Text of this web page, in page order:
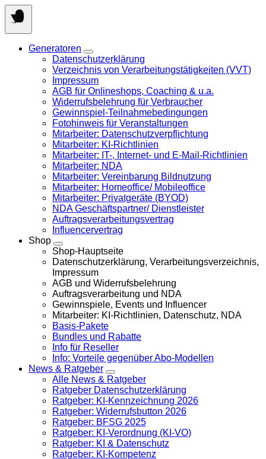
Springen
Sie
zum
Generatoren
Datenschutzerklärung
Verzeichnis von Verarbeitungstätigkeiten (VVT)
Impressum
AGB für Onlineshops, Coaching & u.a.
Widerrufsbelehrung für Verbraucher
Gewinnspiel-Teilnahmebedingungen
Fotohinweis für Veranstaltungen
Mitarbeiter: Datenschutzverpflichtung
Mitarbeiter: KI-Richtlinien
Mitarbeiter: IT-, Internet- und E-Mail-Richtlinien
Mitarbeiter: NDA
Mitarbeiter: Vereinbarung Bildnutzung
Mitarbeiter: Homeoffice/ Mobileoffice
Mitarbeiter: Privatgeräte (BYOD)
NDA Geschäftspartner/ Dienstleister
Auftragsverarbeitungsvertrag
Influencervertrag
Shop
Shop-Hauptseite
Datenschutzerklärung, Verarbeitungsverzeichnis,
Impressum
AGB und Widerrufsbelehrung
Auftragsverarbeitung und NDA
Gewinnspiele, Events und Influencer
Mitarbeiter: KI-Richtlinien, Datenschutz, NDA
Basis-Pakete
Bundles und Rabatte
Info für Reseller
Info: Vorteile gegenüber Abo-Modellen
News & Ratgeber
Alle News & Ratgeber
Ratgeber Datenschutzerklärung
Ratgeber: KI-Kennzeichnung 2026
Ratgeber: Widerrufsbutton 2026
Ratgeber: BFSG 2025
Ratgeber: KI-Verordnung (KI-VO)
Ratgeber: KI & Datenschutz
Ratgeber: KI-Kompetenz